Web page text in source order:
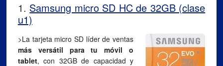
1. Samsung micro SD HC de 32GB (clase
u1)
>La tarjeta micro SD líder de ventas
más versátil para tu móvil o
tablet, con 32GB de capacidad y